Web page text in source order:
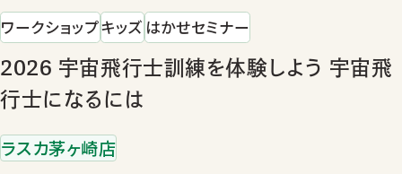
ワークショップキッズ はかせセミナー
2026 宇宙飛行士訓練を体験しよう 宇宙飛
行士になるには
ラスカ茅ヶ崎店